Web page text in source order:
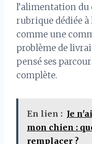
l’alimentation du
rubrique dédiée
comme une
problème de
pensé ses
complète.
En lien : Je
mon chien :
remplacer ?